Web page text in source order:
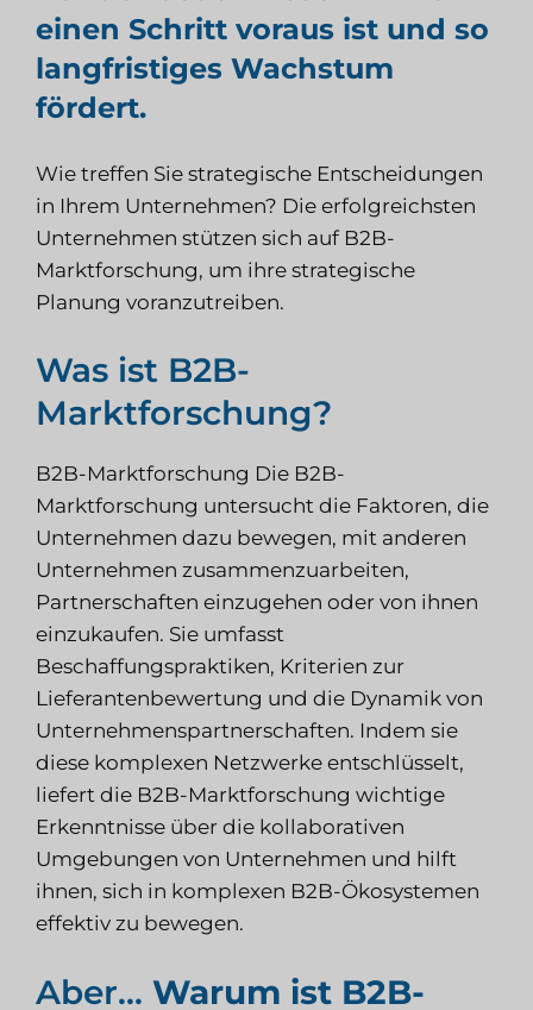
einen Schritt voraus ist und so
langfristiges Wachstum
fördert.
Wie treffen Sie strategische Entscheidungen
in Ihrem Unternehmen? Die erfolgreichsten
Unternehmen stützen sich auf B2B-
Marktforschung, um ihre strategische
Planung voranzutreiben.
Was ist B2B-
Marktforschung?
B2B-Marktforschung Die B2B-
Marktforschung untersucht die Faktoren, die
Unternehmen dazu bewegen, mit anderen
Unternehmen zusammenzuarbeiten,
Partnerschaften einzugehen oder von ihnen
einzukaufen. Sie umfasst
Beschaffungspraktiken, Kriterien zur
Lieferantenbewertung und die Dynamik von
Unternehmenspartnerschaften. Indem sie
diese komplexen Netzwerke entschlüsselt,
liefert die B2B-Marktforschung wichtige
Erkenntnisse über die kollaborativen
Umgebungen von Unternehmen und hilft
ihnen, sich in komplexen B2B-Ökosystemen
effektiv zu bewegen.
Aber… Warum ist B2B-